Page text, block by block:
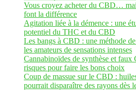
Vous croyez acheter du CBD…
font la différence
Agitation liée à la démence : une
potentiel du THC et du CBD
Les bangs à CBD : une méthode
les amateurs de sensations intenses
Cannabinoïdes de synthèse et
risques pour faire les bons choix
Coup de massue sur le CBD :
pourrait disparaître des rayons dès